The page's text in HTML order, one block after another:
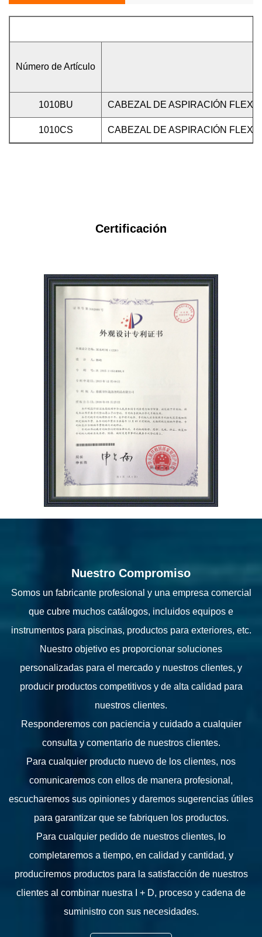
Número de Artículo
1010BU CABEZAL DE ASPIRACIÓN
1010CS CABEZAL DE ASPIRACIÓN
Certificación
Nuestro Compromiso
Somos un fabricante profesional y una empresa comercial
que cubre muchos catálogos, incluidos equipos e
instrumentos para piscinas, productos para exteriores, etc.
Nuestro objetivo es proporcionar soluciones
personalizadas para el mercado y nuestros clientes, y
producir productos competitivos y de alta calidad para
nuestros clientes.
Responderemos con paciencia y cuidado a cualquier
consulta y comentario de nuestros clientes.
Para cualquier producto nuevo de los clientes, nos
comunicaremos con ellos de manera profesional,
escucharemos sus opiniones y daremos sugerencias útiles
para garantizar que se fabriquen los productos.
Para cualquier pedido de nuestros clientes, lo
completaremos a tiempo, en calidad y cantidad, y
produciremos productos para la satisfacción de nuestros
clientes al combinar nuestra I + D, proceso y cadena de
suministro con sus necesidades.